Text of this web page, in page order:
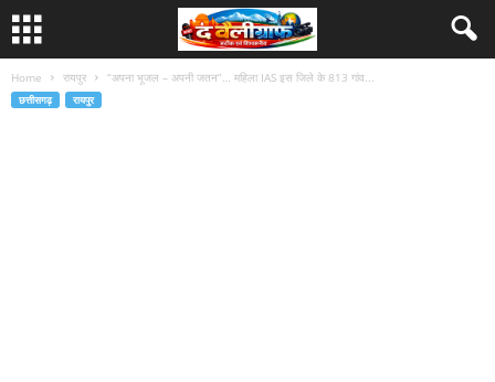
Home रायपुर “अपना भूजल – अपनी जतन”… महिला IAS इस जिले के 813 गांव...
छत्तीसगढ़ रायपुर